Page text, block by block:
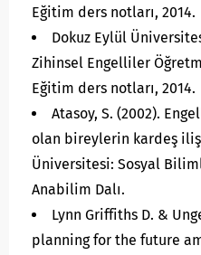
Eğitim ders notları, 2014.
Dokuz Eylül
Zihinsel Engelliler
Eğitim ders notları, 2014.
Atasoy, S. (2002).
olan bireylerin kardeş
Üniversitesi: Sosyal
Anabilim Dalı.
Lynn Griffiths D. &
planning for the future